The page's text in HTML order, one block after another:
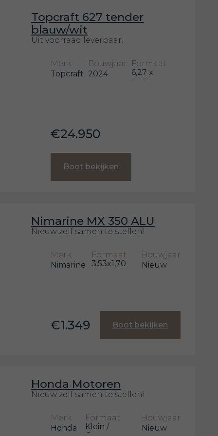
Topcraft 627 tender
blauw/wit
Uit voorraad leverbaar!
Merk
Topcraft
Bouwjaar
2024
Formaat
6,27 x
2,45
€24.950
Boot bekijken
Nimarine MX 350 ALU
Nieuw zelf samen te stellen!
Merk
Nimarine
Formaat
3,53x1,70
Bouwjaar
Nieuw
€1.349 Boot bekijken
Honda Motoren
Nieuw zelf samen te stellen!
Merk
Honda
Formaat
Klein /
Bouwjaar
Nieuw